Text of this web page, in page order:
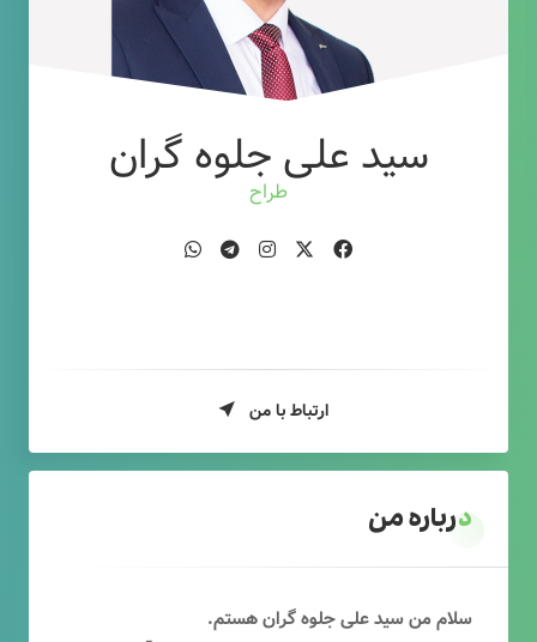
سید علی جلوه گران
طراح وب
ارتباط با من
درباره من
سلام من سید علی جلوه گران هستم.